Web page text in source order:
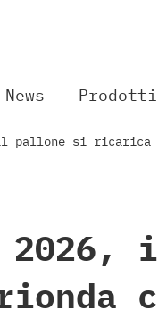
News Prodotti
pallone si ricarica